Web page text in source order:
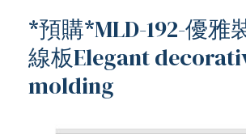
*預購*MLD-192-優雅
線板Elegant
molding